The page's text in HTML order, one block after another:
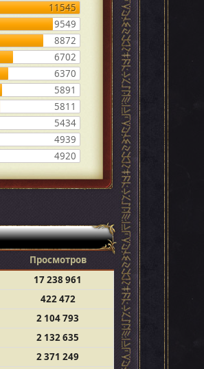
11545
9549
8872
6702
6370
5891
5811
5434
4939
4920
Просмотров
17 238 961
422 472
2 104 793
2 132 635
2 371 249